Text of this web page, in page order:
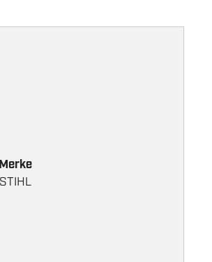
Merke
STIHL